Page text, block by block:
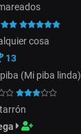
cosa
13
(Mi piba linda)